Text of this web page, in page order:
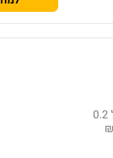
מלון בדירוג 3 כוכבים באזור נונג קאה, הממוקם במרחק של 0.2
ק״מ משוק קיקאדה הואה הין. טווח מחירים: 126 ₪ - ‏279 ₪